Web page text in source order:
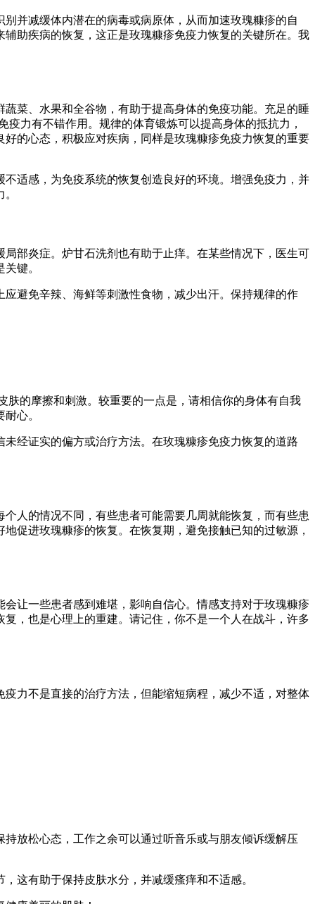
并减缓体内潜在的病毒或病原体，从而加速玫瑰糠疹的自
助疾病的恢复，这正是玫瑰糠疹免疫力恢复的关键所在。我
菜、水果和全谷物，有助于提高身体的免疫功能。充足的睡
力有不错作用。规律的体育锻炼可以提高身体的抵抗力，
的心态，积极应对疾病，同样是玫瑰糠疹免疫力恢复的重要
适感，为免疫系统的恢复创造良好的环境。增强免疫力，并
部炎症。炉甘石洗剂也有助于止痒。在某些情况下，医生可
键。
避免辛辣、海鲜等刺激性食物，减少出汗。保持规律的作
的摩擦和刺激。较重要的一点是，请相信你的身体有自我
心。
经证实的偏方或治疗方法。在玫瑰糠疹免疫力恢复的道路
人的情况不同，有些患者可能需要几周就能恢复，而有些患
促进玫瑰糠疹的恢复。在恢复期，避免接触已知的过敏源，
让一些患者感到难堪，影响自信心。情感支持对于玫瑰糠疹
，也是心理上的重建。请记住，你不是一个人在战斗，许多
力不是直接的治疗方法，但能缩短病程，减少不适，对整体
放松心态，工作之余可以通过听音乐或与朋友倾诉缓解压
这有助于保持皮肤水分，并减缓瘙痒和不适感。